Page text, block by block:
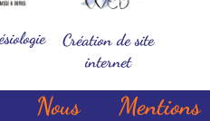
Création de site
internet
Nous
Mentions